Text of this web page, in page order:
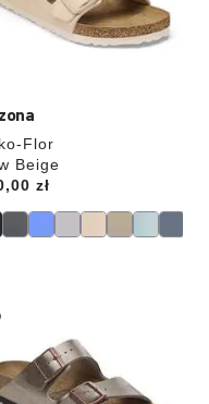
Flor
Beige
zł